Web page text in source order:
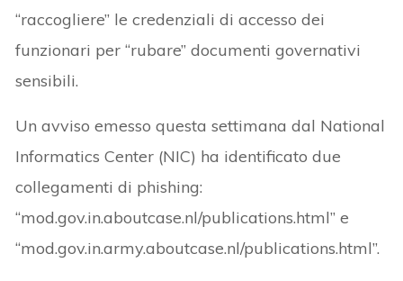
“raccogliere” le credenziali di accesso dei
funzionari per “rubare” documenti governativi
sensibili.
Un avviso emesso questa settimana dal National
Informatics Center (NIC) ha identificato due
collegamenti di phishing:
“mod.gov.in.aboutcase.nl/publications.html” e
“mod.gov.in.army.aboutcase.nl/publications.html”.